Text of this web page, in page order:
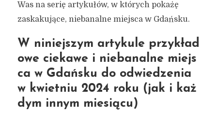
Was na serię artykułów, w których pokażę
zaskakujące, niebanalne miejsca w Gdańsku.
W niniejszym artykule przykład
owe ciekawe i niebanalne miejs
ca w Gdańsku do odwiedzenia
w kwietniu 2024 roku (jak i każ
dym innym miesiącu)